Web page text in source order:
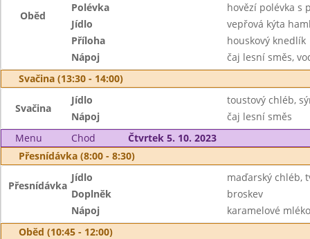
Oběd
Polévka
hovězí polévka s
Jídlo
vepřová kýta
Příloha
houskový knedlík
Nápoj
čaj lesní směs,
Svačina (13:30 - 14:00)
Svačina
Jídlo
toustový chléb,
Nápoj
čaj lesní směs
Menu
Chod
Čtvrtek 5. 10. 2023
Přesnídávka (8:00 - 8:30)
Přesnídávka
Jídlo
maďarský chléb,
Doplněk
broskev
Nápoj
karamelové
Oběd (10:45 - 12:00)